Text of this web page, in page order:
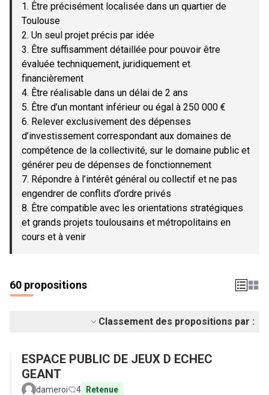
1. Être précisément localisée dans un quartier de
Toulouse
2. Un seul projet précis par idée
3. Être suffisamment détaillée pour pouvoir être
évaluée techniquement, juridiquement et
financièrement
4. Être réalisable dans un délai de 2 ans
5. Être d’un montant inférieur ou égal à 250 000 €
6. Relever exclusivement des dépenses
d’investissement correspondant aux domaines de
compétence de la collectivité, sur le domaine public et
générer peu de dépenses de fonctionnement
7. Répondre à l’intérêt général ou collectif et ne pas
engendrer de conflits d’ordre privés
8. Être compatible avec les orientations stratégiques
et grands projets toulousains et métropolitains en
cours et à venir
60 propositions
Classement des propositions par :
ESPACE PUBLIC DE JEUX D ECHEC
GEANT
dameroi 4 Retenue